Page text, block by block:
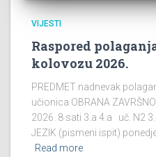
VIJESTI
Raspored
kolovozu 2026.
PREDMET nadnevak
učionica OBRANA
2026. 8 sati 3.a 4.a uč. N2
JEZIK (pismeni ispit)
Read more